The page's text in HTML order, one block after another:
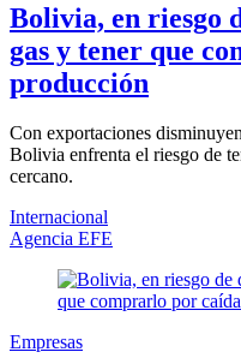
Bolivia, en riesgo
gas y tener que
producción
Con exportaciones
Bolivia enfrenta el riesgo de
cercano.
Internacional
Agencia EFE
Empresas